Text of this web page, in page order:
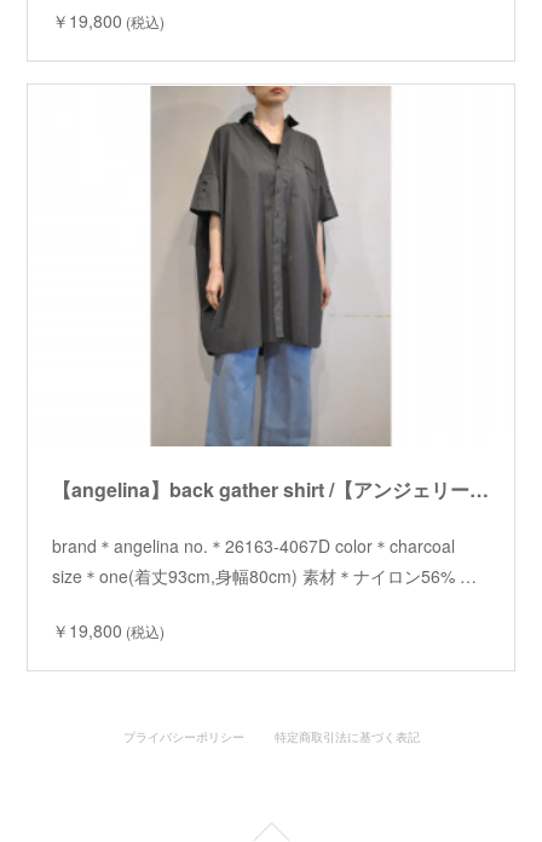
￥19,800 (税込)
【angelina】back gather shirt /【アンジェリーナ】バックギャザーシャツ
brand＊angelina no.＊26163-4067D color＊charcoal
size＊one(着丈93cm,身幅80cm) 素材＊ナイロン56% …
￥19,800 (税込)
プライバシーポリシー 特定商取引法に基づく表記